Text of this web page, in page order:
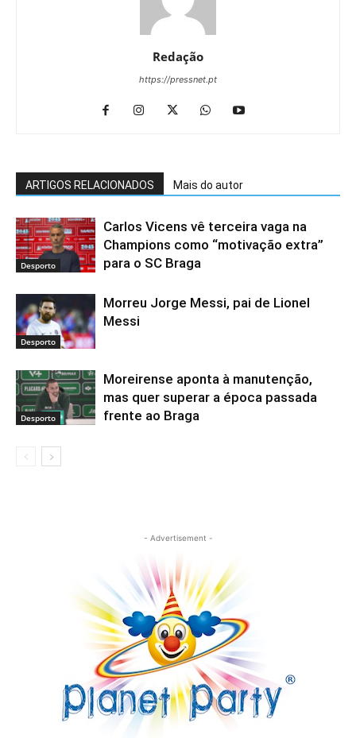
Redação
https://pressnet.pt
ARTIGOS RELACIONADOS Mais do autor
Desporto
Carlos Vicens vê terceira vaga na
Champions como “motivação extra”
para o SC Braga
Desporto
Morreu Jorge Messi, pai de Lionel
Messi
Desporto
Moreirense aponta à manutenção,
mas quer superar a época passada
frente ao Braga
- Advertisement -